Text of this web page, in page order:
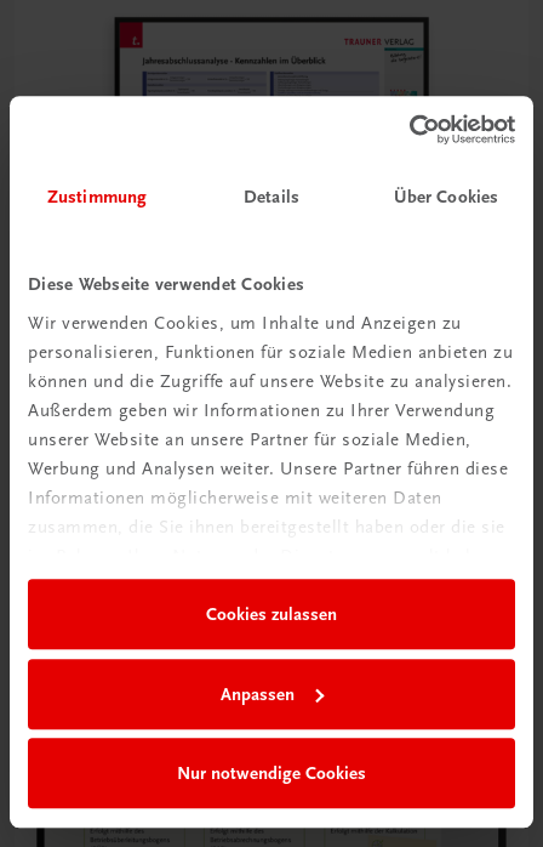
Zustimmung Details Über Cookies
Diese Webseite verwendet Cookies
Wir verwenden Cookies, um Inhalte und Anzeigen zu
personalisieren, Funktionen für soziale Medien anbieten zu
können und die Zugriffe auf unsere Website zu analysieren.
Außerdem geben wir Informationen zu Ihrer Verwendung
unserer Website an unsere Partner für soziale Medien,
Werbung und Analysen weiter. Unsere Partner führen diese
Informationen möglicherweise mit weiteren Daten
zusammen, die Sie ihnen bereitgestellt haben oder die sie
Cookies zulassen
Anpassen
Nur notwendige Cookies
Bildung
Poster: Jahresabschlussanalyse – Die wichtigsten
Kennzahlen
€ 15,00